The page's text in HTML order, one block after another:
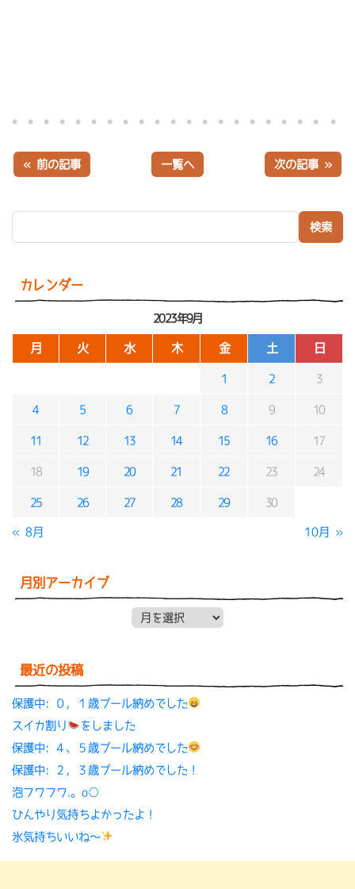
カレンダー
2023年9月
月 火 水 木 金 土 日
1 2 3
4 5 6 7 8 9 10
11 12 13 14 15 16 17
18 19 20 21 22 23 24
25 26 27 28 29 30
« 8月 10月 »
月別アーカイブ
最近の投稿
保護中: ０，１歳プール納めでした
スイカ割り
をしました
保護中: ４、５歳プール納めでした
保護中: ２，３歳プール納めでした！
泡フワフワ.。o○
ひんやり気持ちよかったよ！
氷気持ちいいね〜
« 前の記事 一覧へ 次の記事 »